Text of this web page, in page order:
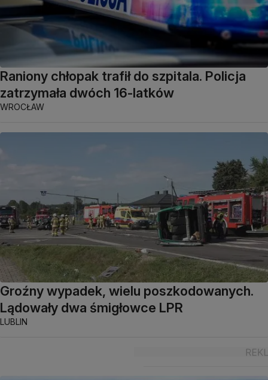
Raniony chłopak trafił do szpitala. Policja
zatrzymała dwóch 16-latków
WROCŁAW
Groźny wypadek, wielu poszkodowanych.
Lądowały dwa śmigłowce LPR
LUBLIN